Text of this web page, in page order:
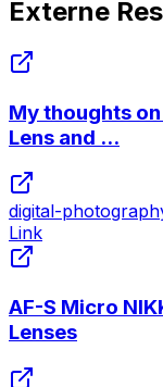
Externe
My thoughts
Lens and ...
digital-
Link
AF-S Micro
Lenses